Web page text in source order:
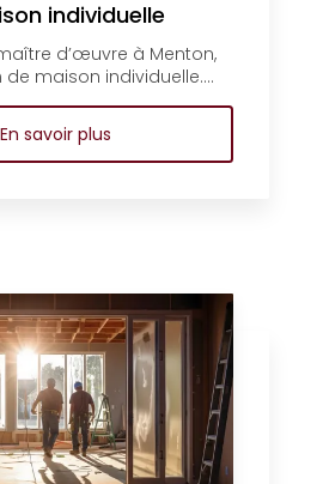
individuelle
maître d’œuvre à Menton,
maison individuelle....
En savoir plus